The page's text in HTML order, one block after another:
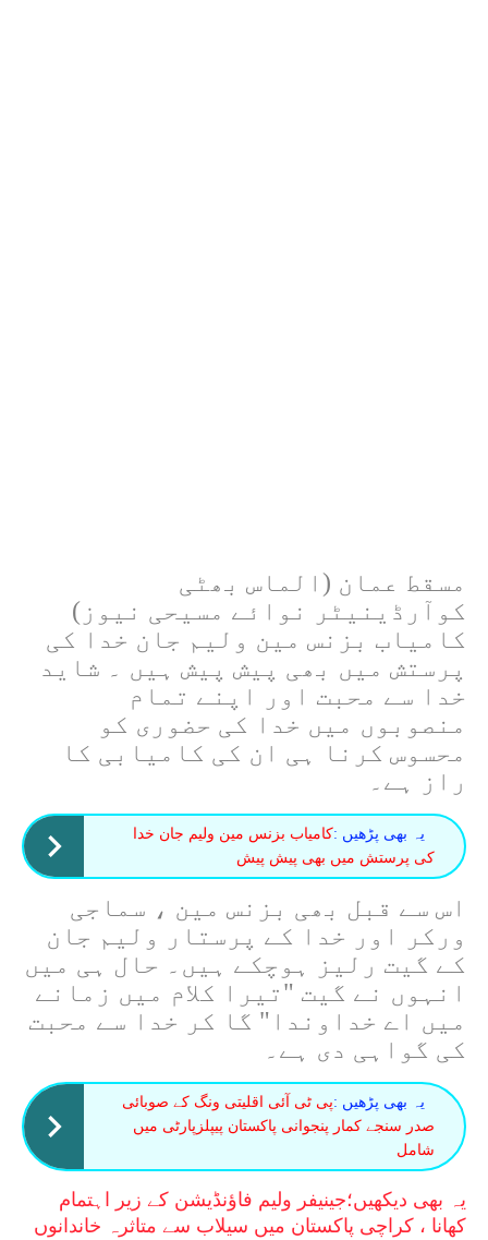
مسقط عمان (الماس بھٹی
کوآرڈینیٹر نوائے مسیحی نیوز)
کامیاب بزنس مین ولیم جان خدا کی
پرستش میں بھی پیش پیش ہیں ۔ شاید
خدا سے محبت اور اپنے تمام
منصوبوں میں خدا کی حضوری کو
محسوس کرنا ہی ان کی کامیابی کا
راز ہے۔
یہ بھی پڑھیں :کامیاب بزنس مین ولیم جان خدا
کی پرستش میں بھی پیش پیش
اس سے قبل بھی بزنس مین ، سماجی
ورکر اور خدا کے پرستار ولیم جان
کے گیت رلیز ہوچکے ہیں۔ حال ہی میں
انہوں نے گیت "تیرا کلام میں زمانے
میں اے خداوندا" گا کر خدا سے محبت
کی گواہی دی ہے۔
یہ بھی پڑھیں :پی ٹی آئی اقلیتی ونگ کے صوبائی
صدر سنجے کمار پنجوانی پاکستان پیپلزپارٹی میں
شامل
یہ بھی دیکھیں؛جینیفر ولیم فاؤنڈیشن کے زیر اہتمام
کھانا ، کراچی پاکستان میں سیلاب سے متاثرہ خاندانوں